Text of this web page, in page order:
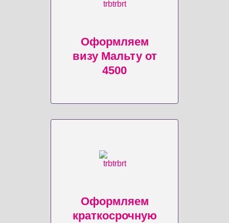
Оформляем
визу Мальту от
4500
Оформляем
краткосрочную